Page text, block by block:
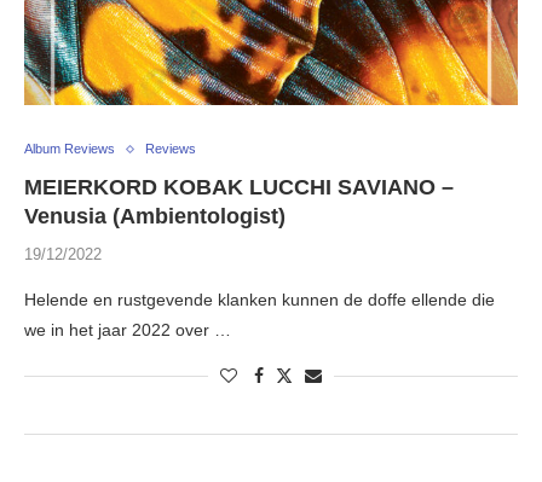
Album Reviews Reviews
MEIERKORD KOBAK LUCCHI SAVIANO –
Venusia (Ambientologist)
19/12/2022
Helende en rustgevende klanken kunnen de doffe ellende die
we in het jaar 2022 over …